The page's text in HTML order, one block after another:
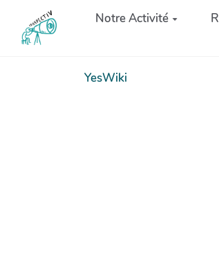
Aller au contenu principal
Notre Activité
YesWiki